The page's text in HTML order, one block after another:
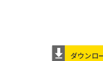
ダウンロ